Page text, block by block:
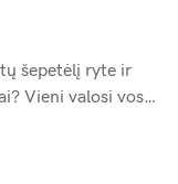
šepetėlį ryte ir
Vieni valosi vos…